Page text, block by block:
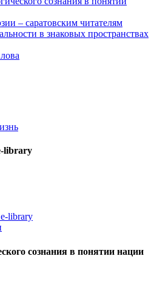
– саратовским читателям
в знаковых пространствах
library
сознания в понятии нации